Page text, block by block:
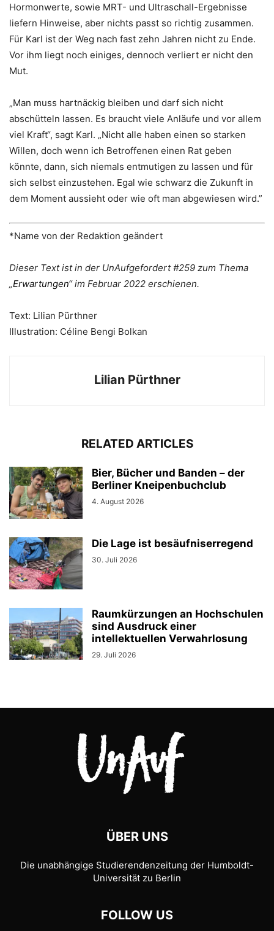
Hormonwerte, sowie MRT- und Ultraschall-Ergebnisse
liefern Hinweise, aber nichts passt so richtig zusammen.
Für Karl ist der Weg nach fast zehn Jahren nicht zu Ende.
Vor ihm liegt noch einiges, dennoch verliert er nicht den
Mut.
„Man muss hartnäckig bleiben und darf sich nicht
abschütteln lassen. Es braucht viele Anläufe und vor allem
viel Kraft“, sagt Karl. „Nicht alle haben einen so starken
Willen, doch wenn ich Betroffenen einen Rat geben
könnte, dann, sich niemals entmutigen zu lassen und für
sich selbst einzustehen. Egal wie schwarz die Zukunft in
dem Moment aussieht oder wie oft man abgewiesen wird.”
*Name von der Redaktion geändert
Dieser Text ist in der UnAufgefordert #259 zum Thema
„Erwartungen“ im Februar 2022 erschienen.
Text: Lilian Pürthner
Illustration: Céline Bengi Bolkan
Lilian Pürthner
RELATED ARTICLES
Bier, Bücher und Banden – der
Berliner Kneipenbuchclub
4. August 2026
Die Lage ist besäufniserregend
30. Juli 2026
Raumkürzungen an Hochschulen
sind Ausdruck einer
intellektuellen Verwahrlosung
29. Juli 2026
ÜBER UNS
Die unabhängige Studierendenzeitung der Humboldt-
Universität zu Berlin
FOLLOW US